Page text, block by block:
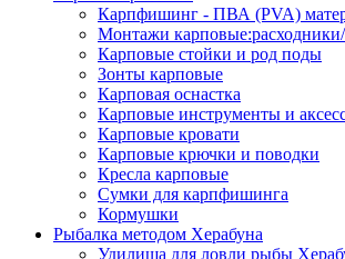
Карпфишинг - ПВА (PVA)
Монтажи карповые:расходники/
Карповые стойки и род поды
Зонты карповые
Карповая оснастка
Карповые инструменты и
Карповые кровати
Карповые крючки и поводки
Кресла карповые
Сумки для карпфишинга
Кормушки
Рыбалка методом Херабуна
Удилища для ловли рыбы